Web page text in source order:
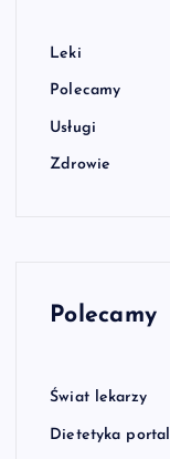
Leki
Polecamy
Usługi
Zdrowie
Polecamy
Świat lekarzy
Dietetyka portal